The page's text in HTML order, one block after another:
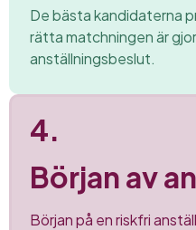
De bästa kandidaterna
rätta matchningen är
anställningsbeslut.
4.
Början av
Början på en riskfri